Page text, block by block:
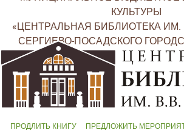
КУЛЬТУРЫ
«ЦЕНТРАЛЬНАЯ БИБЛИОТЕКА ИМ.
СЕРГИЕВО-ПОСАДСКОГО
ПРОДЛИТЬ КНИГУ ПРЕДЛОЖИТЬ